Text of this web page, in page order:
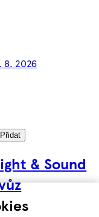
8. 2026
Přidat
& Sound